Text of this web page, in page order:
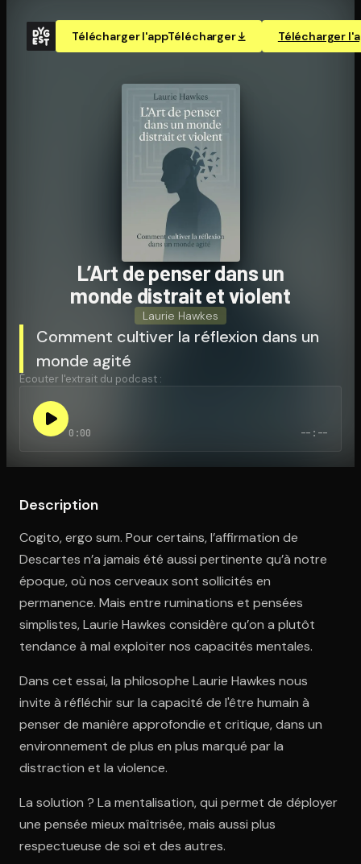
Télécharger l'appTélécharger Télécharger
Ouvre l'app Appareil photo, pointe sur le code. C'est gratuit à
L’Art de penser dans un
monde distrait et violent
Laurie Hawkes
Comment cultiver la réflexion dans un
monde agité
Écouter l'extrait du podcast :
0:00 --:--
Description
Cogito, ergo sum. Pour certains, l’affirmation de
Descartes n’a jamais été aussi pertinente qu’à notre
époque, où nos cerveaux sont sollicités en
permanence. Mais entre ruminations et pensées
simplistes, Laurie Hawkes considère qu’on a plutôt
tendance à mal exploiter nos capacités mentales.
Dans cet essai, la philosophe Laurie Hawkes nous
invite à réfléchir sur la capacité de l'être humain à
penser de manière approfondie et critique, dans un
environnement de plus en plus marqué par la
distraction et la violence.
La solution ? La mentalisation, qui permet de déployer
une pensée mieux maîtrisée, mais aussi plus
respectueuse de soi et des autres.